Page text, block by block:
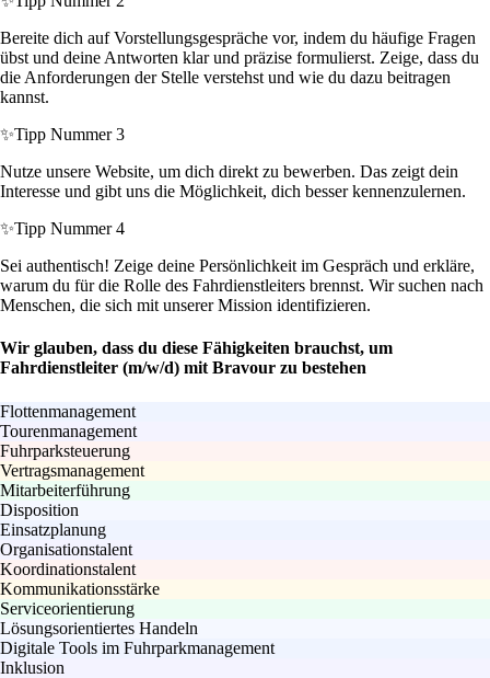
Bereite dich auf Vorstellungsgespräche vor, indem du häufige Fragen
übst und deine Antworten klar und präzise formulierst. Zeige, dass du
die Anforderungen der Stelle verstehst und wie du dazu beitragen
kannst.
✨Tipp Nummer 3
Nutze unsere Website, um dich direkt zu bewerben. Das zeigt dein
Interesse und gibt uns die Möglichkeit, dich besser kennenzulernen.
✨Tipp Nummer 4
Sei authentisch! Zeige deine Persönlichkeit im Gespräch und erkläre,
warum du für die Rolle des Fahrdienstleiters brennst. Wir suchen nach
Menschen, die sich mit unserer Mission identifizieren.
Wir glauben, dass du diese Fähigkeiten brauchst, um
Fahrdienstleiter (m/w/d) mit Bravour zu bestehen
Flottenmanagement
Tourenmanagement
Fuhrparksteuerung
Vertragsmanagement
Mitarbeiterführung
Disposition
Einsatzplanung
Organisationstalent
Koordinationstalent
Kommunikationsstärke
Serviceorientierung
Lösungsorientiertes Handeln
Digitale Tools im Fuhrparkmanagement
Inklusion